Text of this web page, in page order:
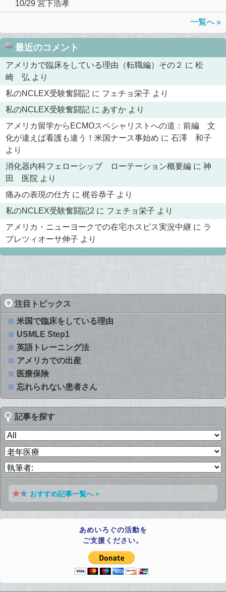
10/29 宮下浩孝
一覧へ »
最近のコメント
アメリカで臨床をしている理由（転職編）その２ に 松
崎 弘 より
私のNCLEX受験奮闘記 に フェチョ栄子 より
私のNCLEX受験奮闘記 に あすか より
アメリカ留学からECMOスペシャリストへの道：前編 文
化が違えば看護も違う！米国ナース事始め に 石澤 和子
より
消化器内科フェローシップ ローテーション概要編 に 神
田 医院 より
痛みの表現の仕方 に 梶谷恭子 より
私のNCLEX受験奮闘記2 に フェチョ栄子 より
アメリカ・ニューヨークでの在宅ホスピス実況中継 に ラ
プレツィオーサ伸子 より
注目トピックス
米国で臨床をしている理由
USMLE Step1
英語トレーニング法
アメリカでの出産
医療保険
忘れられない患者さん
記事を探す
おすすめ記事一覧へ »
あめいろぐの活動を
ご支援ください。